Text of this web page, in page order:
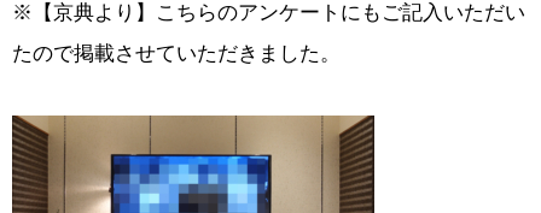
※【京典より】こちらのアンケートにもご記入いただい
たので掲載させていただきました。